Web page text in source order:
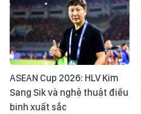
ASEAN Cup 2026: HLV Kim
Sang Sik và nghệ thuật điều
binh xuất sắc